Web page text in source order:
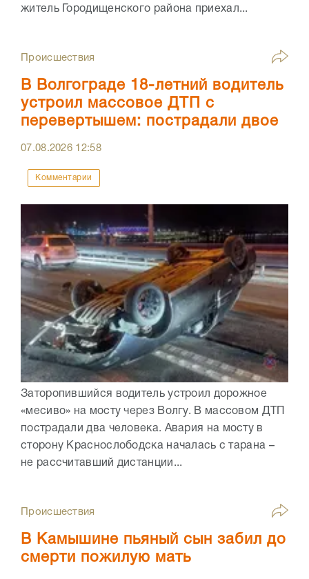
житель Городищенского района приехал...
Происшествия
В Волгограде 18-летний водитель
устроил массовое ДТП с
перевертышем: пострадали двое
07.08.2026 12:58
Комментарии
Заторопившийся водитель устроил дорожное
«месиво» на мосту через Волгу. В массовом ДТП
пострадали два человека. Авария на мосту в
сторону Краснослободска началась с тарана –
не рассчитавший дистанции...
Происшествия
В Камышине пьяный сын забил до
смерти пожилую мать